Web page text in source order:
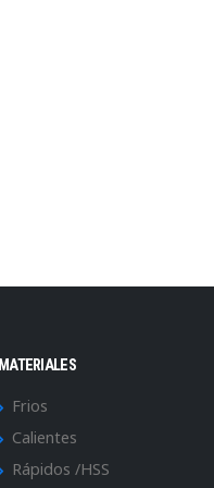
MATERIALES
Frios
Calientes
Rápidos /HSS